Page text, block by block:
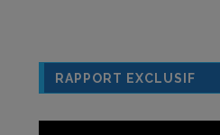
RAPPORT EXCLUSIF